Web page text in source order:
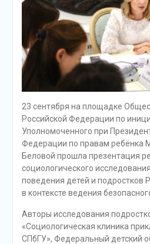
23 сентября на площадке
Российской Федерации по
Уполномоченного при
Федерации по правам ребёнка
Беловой прошла презентация
социологического
поведения детей и подростков
в контексте ведения
Авторы исследования
«Социологическая клиника
СПбГУ», Федеральный детский